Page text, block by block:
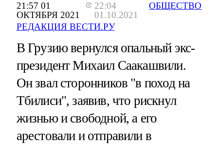
21:57 01
ОКТЯБРЯ 2021
22:04
01.10.2021
РЕДАКЦИЯ ВЕСТИ.РУ
ОБЩЕСТВО
В Грузию вернулся опальный экс-
президент Михаил Саакашвили.
Он звал сторонников "в поход на
Тбилиси", заявив, что рискнул
жизнью и свободной, а его
арестовали и отправили в